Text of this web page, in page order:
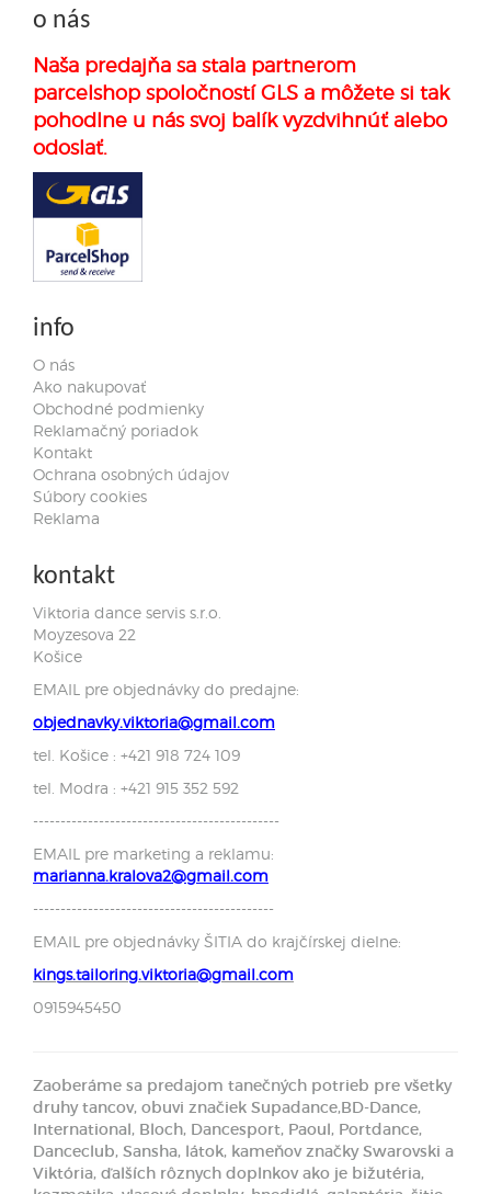
o nás
Naša predajňa sa stala partnerom
parcelshop spoločností GLS a môžete si tak
pohodlne u nás svoj balík vyzdvihnúť alebo
odoslať.
info
O nás
Ako nakupovať
Obchodné podmienky
Reklamačný poriadok
Kontakt
Ochrana osobných údajov
Súbory cookies
Reklama
kontakt
Viktoria dance servis s.r.o.
Moyzesova 22
Košice
EMAIL pre objednávky do predajne:
objednavky.viktoria@gmail.com
tel. Košice : +421 918 724 109
tel. Modra : +421 915 352 592
---------------------------------------------
EMAIL pre marketing a reklamu:
marianna.kralova2@gmail.com
--------------------------------------------
EMAIL pre objednávky ŠITIA do krajčírskej dielne:
kings.tailoring.viktoria@gmail.com
0915945450
Zaoberáme sa predajom tanečných potrieb pre všetky
druhy tancov, obuvi značiek Supadance,BD-Dance,
International, Bloch, Dancesport, Paoul, Portdance,
Danceclub, Sansha, látok, kameňov značky Swarovski a
Viktória, ďalších rôznych doplnkov ako je bižutéria,